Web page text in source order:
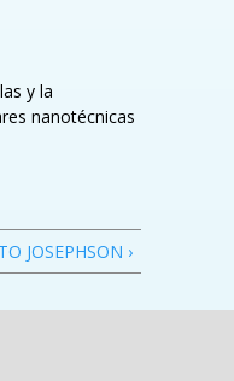
y la
nanotécnicas
JOSEPHSON ›